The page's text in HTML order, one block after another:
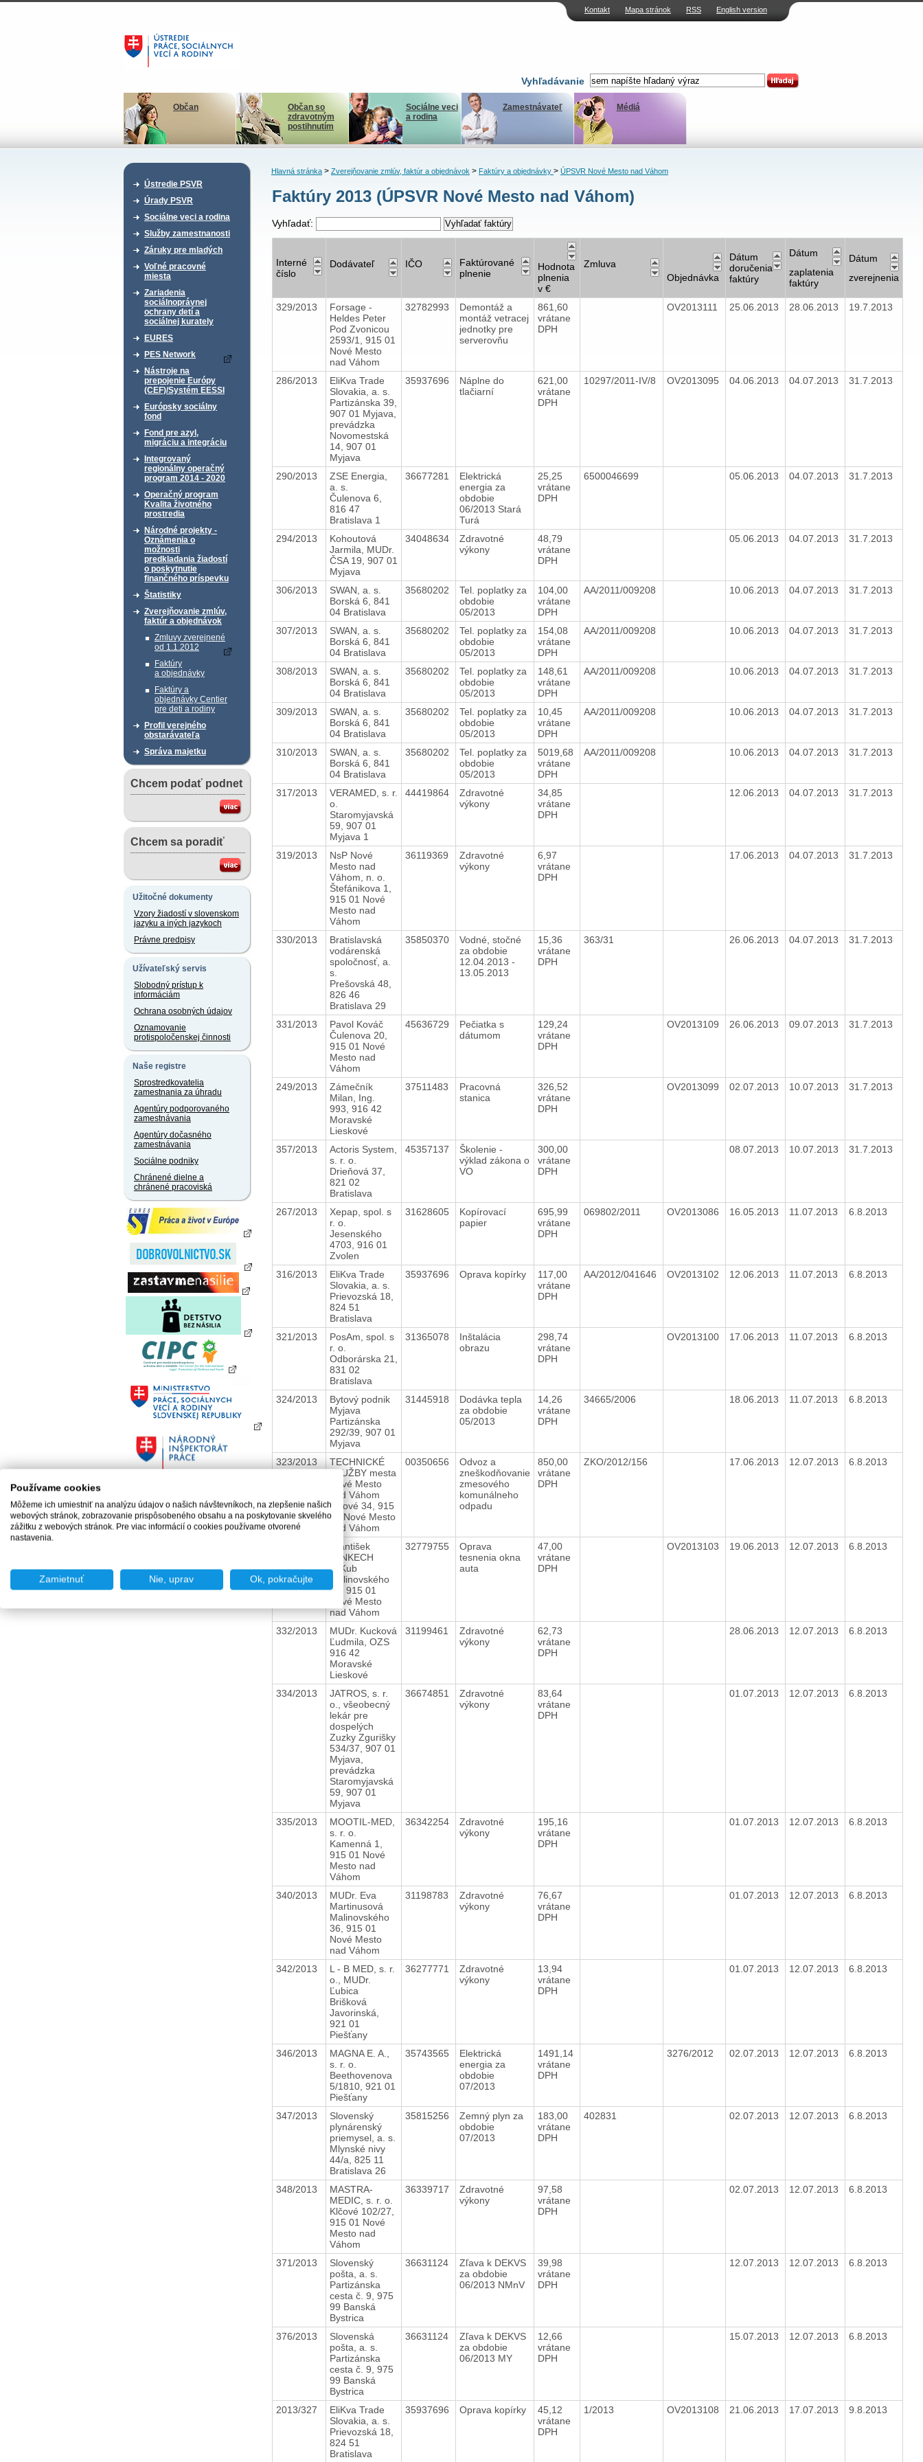
Kontakt Mapa stránok RSS English version
Vyhľadávanie
Občan
Občan so
zdravotným
postihnutím
Sociálne veci
a rodina
Zamestnávateľ Médiá
Ústredie PSVR
Úrady PSVR
Sociálne veci a rodina
Služby zamestnanosti
Záruky pre mladých
Voľné pracovné
miesta
Zariadenia
sociálnoprávnej
ochrany detí a
sociálnej kurately
EURES
PES Network
Nástroje na
prepojenie Európy
(CEF)/Systém EESSI
Európsky sociálny
fond
Fond pre azyl,
migráciu a integráciu
Integrovaný
regionálny operačný
program 2014 - 2020
Operačný program
Kvalita životného
prostredia
Národné projekty -
Oznámenia o
možnosti
predkladania žiadostí
o poskytnutie
finančného príspevku
Štatistiky
Zverejňovanie zmlúv,
faktúr a objednávok
Zmluvy zverejnené
od 1.1.2012
Faktúry
a objednávky
Faktúry a
objednávky Centier
pre deti a rodiny
Profil verejného
obstarávateľa
Správa majetku
Chcem podať podnet
Chcem sa poradiť
Užitočné dokumenty
Vzory žiadostí v slovenskom
jazyku a iných jazykoch
Právne predpisy
Užívateľský servis
Slobodný prístup k
informáciám
Ochrana osobných údajov
Oznamovanie
protispoločenskej činnosti
Naše registre
Sprostredkovatelia
zamestnania za úhradu
Agentúry podporovaného
zamestnávania
Agentúry dočasného
zamestnávania
Sociálne podniky
Chránené dielne a
chránené pracoviská
Hlavná stránka> Zverejňovanie zmlúv, faktúr a objednávok> Faktúry a objednávky > ÚPSVR Nové Mesto nad Váhom
Faktúry 2013 (ÚPSVR Nové Mesto nad Váhom)
Vyhľadať:
Interné
číslo
Dodávateľ IČO
Faktúrované
plnenie
Hodnota
plnenia
v €
Zmluva
Objednávka
Dátum
doručenia
faktúry
Dátum
zaplatenia
faktúry
Dátum
zverejnenia
329/2013
Forsage -
Heldes Peter
Pod Zvonicou
2593/1, 915 01
Nové Mesto
nad Váhom
32782993
Demontáž a
montáž vetracej
jednotky pre
serverovňu
861,60
vrátane
DPH
OV2013111 25.06.2013 28.06.2013 19.7.2013
286/2013
EliKva Trade
Slovakia, a. s.
Partizánska 39,
907 01 Myjava,
prevádzka
Novomestská
14, 907 01
Myjava
35937696
Náplne do
tlačiarní
621,00
vrátane
DPH
10297/2011-IV/8 OV2013095 04.06.2013 04.07.2013 31.7.2013
290/2013
ZSE Energia,
a. s.
Čulenova 6,
816 47
Bratislava 1
36677281
Elektrická
energia za
obdobie
06/2013 Stará
Turá
25,25
vrátane
DPH
6500046699 05.06.2013 04.07.2013 31.7.2013
294/2013
Kohoutová
Jarmila, MUDr.
ČSA 19, 907 01
Myjava
34048634
Zdravotné
výkony
48,79
vrátane
DPH
05.06.2013 04.07.2013 31.7.2013
306/2013
SWAN, a. s.
Borská 6, 841
04 Bratislava
35680202
Tel. poplatky za
obdobie
05/2013
104,00
vrátane
DPH
AA/2011/009208 10.06.2013 04.07.2013 31.7.2013
307/2013
SWAN, a. s.
Borská 6, 841
04 Bratislava
35680202
Tel. poplatky za
obdobie
05/2013
154,08
vrátane
DPH
AA/2011/009208 10.06.2013 04.07.2013 31.7.2013
308/2013
SWAN, a. s.
Borská 6, 841
04 Bratislava
35680202
Tel. poplatky za
obdobie
05/2013
148,61
vrátane
DPH
AA/2011/009208 10.06.2013 04.07.2013 31.7.2013
309/2013
SWAN, a. s.
Borská 6, 841
04 Bratislava
35680202
Tel. poplatky za
obdobie
05/2013
10,45
vrátane
DPH
AA/2011/009208 10.06.2013 04.07.2013 31.7.2013
310/2013
SWAN, a. s.
Borská 6, 841
04 Bratislava
35680202
Tel. poplatky za
obdobie
05/2013
5019,68
vrátane
DPH
AA/2011/009208 10.06.2013 04.07.2013 31.7.2013
317/2013
VERAMED, s. r.
o.
Staromyjavská
59, 907 01
Myjava 1
44419864
Zdravotné
výkony
34,85
vrátane
DPH
12.06.2013 04.07.2013 31.7.2013
319/2013
NsP Nové
Mesto nad
Váhom, n. o.
Štefánikova 1,
915 01 Nové
Mesto nad
Váhom
36119369
Zdravotné
výkony
6,97
vrátane
DPH
17.06.2013 04.07.2013 31.7.2013
330/2013
Bratislavská
vodárenská
spoločnosť, a.
s.
Prešovská 48,
826 46
Bratislava 29
35850370
Vodné, stočné
za obdobie
12.04.2013 -
13.05.2013
15,36
vrátane
DPH
363/31 26.06.2013 04.07.2013 31.7.2013
331/2013
Pavol Kováč
Čulenova 20,
915 01 Nové
Mesto nad
Váhom
45636729
Pečiatka s
dátumom
129,24
vrátane
DPH
OV2013109 26.06.2013 09.07.2013 31.7.2013
249/2013
Zámečník
Milan, Ing.
993, 916 42
Moravské
Lieskové
37511483
Pracovná
stanica
326,52
vrátane
DPH
OV2013099 02.07.2013 10.07.2013 31.7.2013
357/2013
Actoris System,
s. r. o.
Drieňová 37,
821 02
Bratislava
45357137
Školenie -
výklad zákona o
VO
300,00
vrátane
DPH
08.07.2013 10.07.2013 31.7.2013
267/2013
Xepap, spol. s
r. o.
Jesenského
4703, 916 01
Zvolen
31628605
Kopírovací
papier
695,99
vrátane
DPH
069802/2011 OV2013086 16.05.2013 11.07.2013 6.8.2013
316/2013
EliKva Trade
Slovakia, a. s.
Prievozská 18,
824 51
Bratislava
35937696 Oprava kopírky
117,00
vrátane
DPH
AA/2012/041646 OV2013102 12.06.2013 11.07.2013 6.8.2013
321/2013
PosAm, spol. s
r. o.
Odborárska 21,
831 02
Bratislava
31365078
Inštalácia
obrazu
298,74
vrátane
DPH
OV2013100 17.06.2013 11.07.2013 6.8.2013
324/2013
Bytový podnik
Myjava
Partizánska
292/39, 907 01
Myjava
31445918
Dodávka tepla
za obdobie
05/2013
14,26
vrátane
DPH
34665/2006 18.06.2013 11.07.2013 6.8.2013
323/2013
TECHNICKÉ
SLUŽBY mesta
Nové Mesto
nad Váhom
Klčové 34, 915
01 Nové Mesto
nad Váhom
00350656
Odvoz a
zneškodňovanie
zmesového
komunálneho
odpadu
850,00
vrátane
DPH
ZKO/2012/156 17.06.2013 12.07.2013 6.8.2013
František
JANKECH
JaKub
Malinovského
39, 915 01
Nové Mesto
nad Váhom
32779755
Oprava
tesnenia okna
auta
47,00
vrátane
DPH
OV2013103 19.06.2013 12.07.2013 6.8.2013
332/2013
MUDr. Kucková
Ľudmila, OZS
916 42
Moravské
Lieskové
31199461
Zdravotné
výkony
62,73
vrátane
DPH
28.06.2013 12.07.2013 6.8.2013
334/2013
JATROS, s. r.
o., všeobecný
lekár pre
dospelých
Zuzky Zgurišky
534/37, 907 01
Myjava,
prevádzka
Staromyjavská
59, 907 01
Myjava
36674851
Zdravotné
výkony
83,64
vrátane
DPH
01.07.2013 12.07.2013 6.8.2013
335/2013
MOOTIL-MED,
s. r. o.
Kamenná 1,
915 01 Nové
Mesto nad
Váhom
36342254
Zdravotné
výkony
195,16
vrátane
DPH
01.07.2013 12.07.2013 6.8.2013
340/2013
MUDr. Eva
Martinusová
Malinovského
36, 915 01
Nové Mesto
nad Váhom
31198783
Zdravotné
výkony
76,67
vrátane
DPH
01.07.2013 12.07.2013 6.8.2013
342/2013
L - B MED, s. r.
o., MUDr.
Ľubica
Brišková
Javorinská,
921 01
Piešťany
36277771
Zdravotné
výkony
13,94
vrátane
DPH
01.07.2013 12.07.2013 6.8.2013
346/2013
MAGNA E. A.,
s. r. o.
Beethovenova
5/1810, 921 01
Piešťany
35743565
Elektrická
energia za
obdobie
07/2013
1491,14
vrátane
DPH
3276/2012 02.07.2013 12.07.2013 6.8.2013
347/2013
Slovenský
plynárenský
priemysel, a. s.
Mlynské nivy
44/a, 825 11
Bratislava 26
35815256
Zemný plyn za
obdobie
07/2013
183,00
vrátane
DPH
402831 02.07.2013 12.07.2013 6.8.2013
348/2013
MASTRA-
MEDIC, s. r. o.
Klčové 102/27,
915 01 Nové
Mesto nad
Váhom
36339717
Zdravotné
výkony
97,58
vrátane
DPH
02.07.2013 12.07.2013 6.8.2013
371/2013
Slovenský
pošta, a. s.
Partizánska
cesta č. 9, 975
99 Banská
Bystrica
36631124
Zľava k DEKVS
za obdobie
06/2013 NMnV
39,98
vrátane
DPH
12.07.2013 12.07.2013 6.8.2013
376/2013
Slovenská
pošta, a. s.
Partizánska
cesta č. 9, 975
99 Banská
Bystrica
36631124
Zľava k DEKVS
za obdobie
06/2013 MY
12,66
vrátane
DPH
15.07.2013 12.07.2013 6.8.2013
2013/327
EliKva Trade
Slovakia, a. s.
Prievozská 18,
824 51
Bratislava
35937696 Oprava kopírky
45,12
vrátane
DPH
1/2013 OV2013108 21.06.2013 17.07.2013 9.8.2013
Používame cookies
Môžeme ich umiestniť na analýzu údajov o našich návštevníkoch, na zlepšenie našich
webových stránok, zobrazovanie prispôsobeného obsahu a na poskytovanie skvelého
zážitku z webových stránok. Pre viac informácií o cookies používame otvorené
nastavenia.
Zamietnuť Nie, uprav Ok, pokračujte